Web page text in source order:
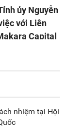
ủy Nguyễn
với Liên
Capital
nhà nước 9
đạt trên
Gặp mặt,
nhiệm tại Hội